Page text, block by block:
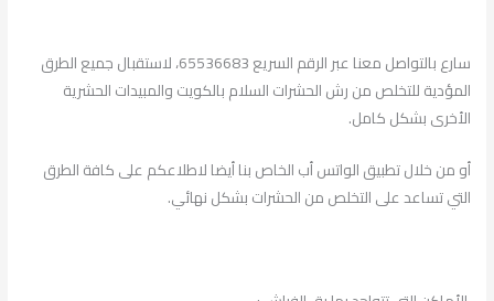
سارع بالتواصل معنا عبر الرقم السريع 65536683، لاستقبال جميع الطرق
المؤدية للتخلص من رش الحشرات السلام بالكويت والمبيدات الحشرية
الأخرى بشكل كامل.
أو من خلال تطبيق الواتس أب الخاص بنا أيضا لاطلاعكم على كافة الطرق
التي تساعد على التخلص من الحشرات بشكل نهائي.